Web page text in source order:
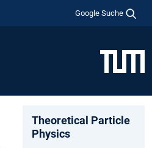
Google Suche
Theoretical Particle
Physics